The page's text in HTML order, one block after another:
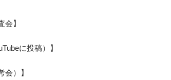
会】
に投稿）】
会）】